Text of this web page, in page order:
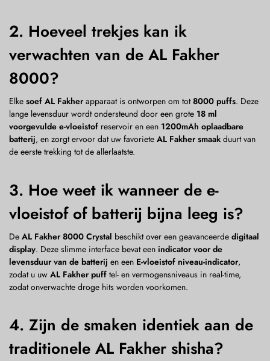
2. Hoeveel trekjes kan ik
verwachten van de AL Fakher
8000?
Elke soef AL Fakher apparaat is ontworpen om tot8000 puffs. Deze
lange levensduur wordt ondersteund door een grote 18 ml
voorgevulde e-vloeistof reservoir en een 1200mAh oplaadbare
batterij, en zorgt ervoor dat uw favoriete AL Fakher smaak duurt van
de eerste trekking tot de allerlaatste.
3. Hoe weet ik wanneer de e-
vloeistof of batterij bijna leeg is?
De AL Fakher 8000 Crystal beschikt over een geavanceerde digitaal
display. Deze slimme interface bevat een indicator voor de
levensduur van de batterij en een E-vloeistof niveau-indicator,
zodat u uw AL Fakher puff tel- en vermogensniveaus in real-time,
zodat onverwachte droge hits worden voorkomen.
4. Zijn de smaken identiek aan de
traditionele AL Fakher shisha?